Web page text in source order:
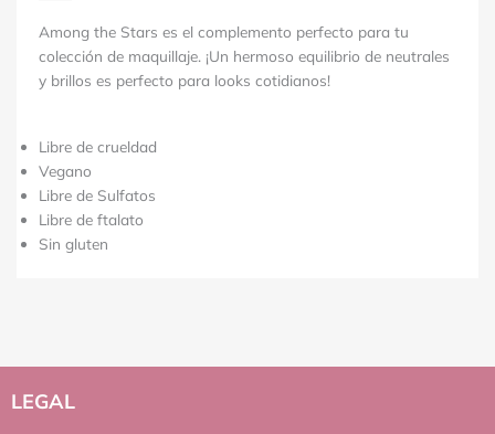
Among the Stars es el complemento perfecto para tu
colección de maquillaje. ¡Un hermoso equilibrio de neutrales
y brillos es perfecto para looks cotidianos!
Libre de crueldad
Vegano
Libre de Sulfatos
Libre de ftalato
Sin gluten
LEGAL